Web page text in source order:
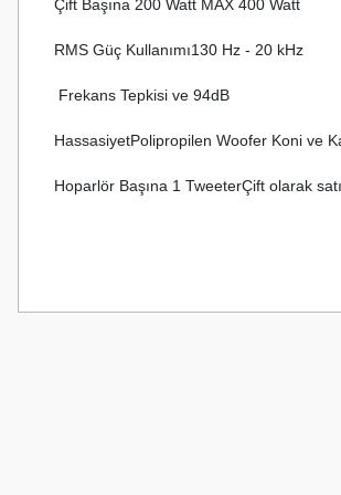
Çift Başına 200 Watt MAX 400 Watt
RMS Güç Kullanımı130 Hz - 20 kHz
Frekans Tepkisi ve 94dB
HassasiyetPolipropilen Woofer Koni ve
Hoparlör Başına 1 TweeterÇift olarak
Görüş ve önerileriniz için teşekkür ederiz.